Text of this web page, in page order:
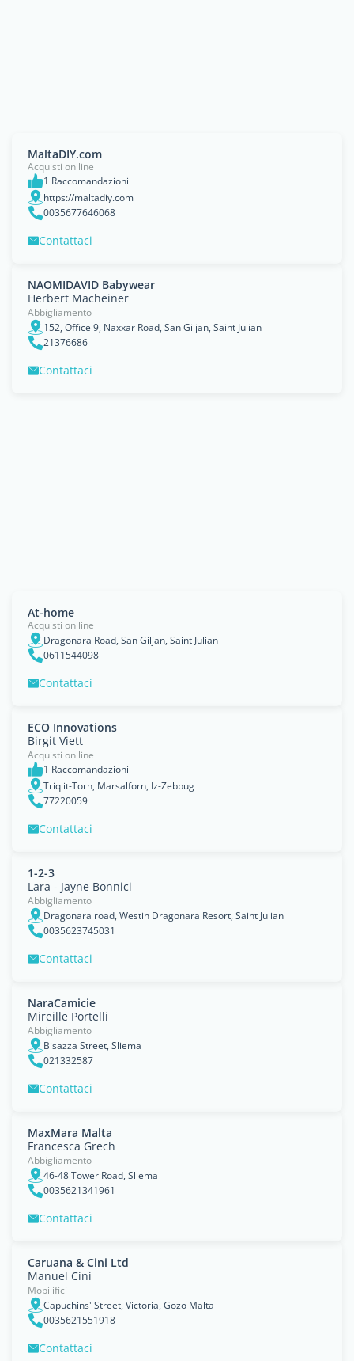
MaltaDIY.com
Acquisti on line
1 Raccomandazioni
https://maltadiy.com
0035677646068
Contattaci
NAOMIDAVID Babywear
Herbert Macheiner
Abbigliamento
152, Office 9, Naxxar Road, San Giljan, Saint Julian
21376686
Contattaci
At-home
Acquisti on line
Dragonara Road, San Giljan, Saint Julian
0611544098
Contattaci
ECO Innovations
Birgit Viett
Acquisti on line
1 Raccomandazioni
Triq it-Torn, Marsalforn, Iz-Zebbug
77220059
Contattaci
1-2-3
Lara - Jayne Bonnici
Abbigliamento
Dragonara road, Westin Dragonara Resort, Saint Julian
0035623745031
Contattaci
NaraCamicie
Mireille Portelli
Abbigliamento
Bisazza Street, Sliema
021332587
Contattaci
MaxMara Malta
Francesca Grech
Abbigliamento
46-48 Tower Road, Sliema
0035621341961
Contattaci
Caruana & Cini Ltd
Manuel Cini
Mobilifici
Capuchins' Street, Victoria, Gozo Malta
0035621551918
Contattaci